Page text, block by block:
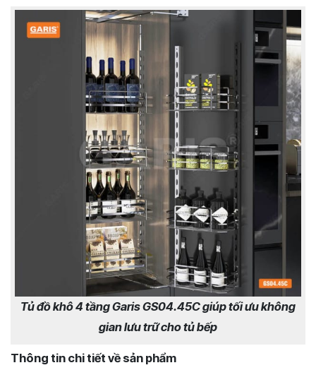
Tủ đồ khô 4 tầng Garis GS04.45C giúp tối ưu không
gian lưu trữ cho tủ bếp
Thông tin chi tiết về sản phẩm